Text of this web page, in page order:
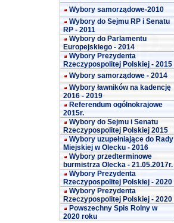
Wybory samorządowe-2010
Wybory do Sejmu RP i Senatu
RP - 2011
Wybory do Parlamentu
Europejskiego - 2014
Wybory Prezydenta
Rzeczypospolitej Polskiej - 2015
Wybory samorządowe - 2014
Wybory ławników na kadencję
2016 - 2019
Referendum ogólnokrajowe
2015r.
Wybory do Sejmu i Senatu
Rzeczypospolitej Polskiej 2015
Wybory uzupełniające do Rady
Miejskiej w Olecku - 2016
Wybory przedterminowe
burmistrza Olecka - 21.05.2017r.
Wybory Prezydenta
Rzeczypospolitej Polskiej - 2020
Wybory Prezydenta
Rzeczypospolitej Polskiej - 2020
Powszechny Spis Rolny w
2020 roku